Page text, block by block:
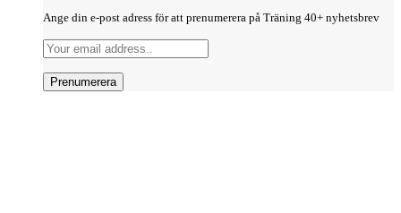
Ange din e-post adress för att prenumerera på Träning 40+ nyhetsbrev